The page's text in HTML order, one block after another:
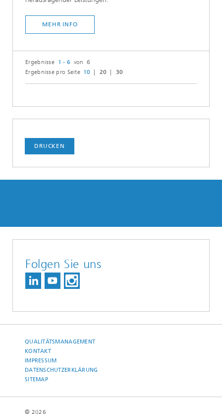
MEHR INFO
Ergebnisse 1 - 6 von 6
Ergebnisse pro Seite 10 20 30
DRUCKEN
Folgen Sie uns
QUALITÄTSMANAGEMENT
KONTAKT
IMPRESSUM
DATENSCHUTZERKLÄRUNG
SITEMAP
© 2026